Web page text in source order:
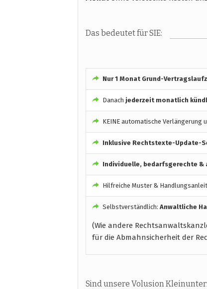
Das bedeutet für SIE:
Nur 1 Monat Grund-
Danach jederzeit monatlich
KEINE automatische Verlängerung
Inklusive Rechtstexte-Update-
Individuelle, bedarfsgerechte &
Hilfreiche Muster &
Selbstverständlich: Anwaltliche
(Wie andere
für die Abmahnsicherheit der
Sind unsere Volusion